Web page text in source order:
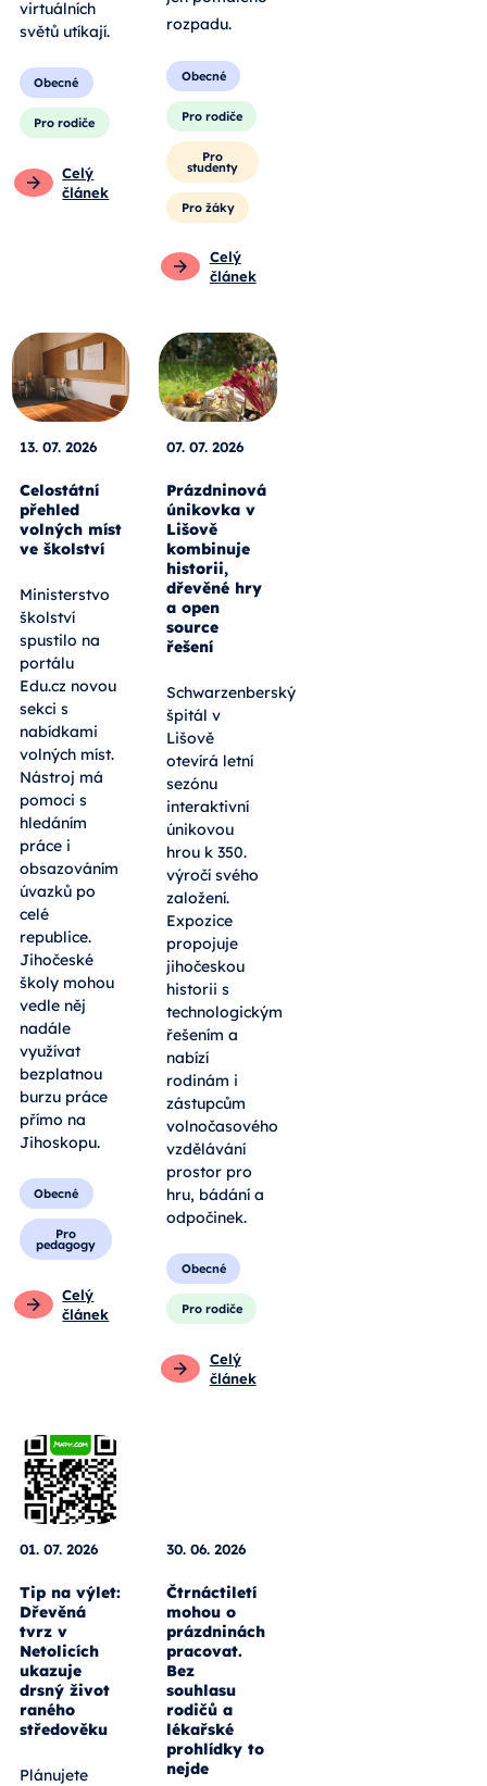
virtuálních
světů utíkají.
Obecné
Pro rodiče
Celý
článek
rozpadu.
Obecné
Pro rodiče
Pro
studenty
Pro žáky
Celý
článek
13. 07. 2026
Celostátní
přehled
volných míst
ve školství
Ministerstvo
školství
spustilo na
portálu
Edu.cz novou
sekci s
nabídkami
volných míst.
Nástroj má
pomoci s
hledáním
práce i
obsazováním
úvazků po
celé
republice.
Jihočeské
školy mohou
vedle něj
nadále
využívat
bezplatnou
burzu práce
přímo na
Jihoskopu.
Obecné
Pro
pedagogy
Celý
článek
07. 07. 2026
Prázdninová
únikovka v
Lišově
kombinuje
historii,
dřevěné hry
a open
source
řešení
Schwarzenberský
špitál v
Lišově
otevírá letní
sezónu
interaktivní
únikovou
hrou k 350.
výročí svého
založení.
Expozice
propojuje
jihočeskou
historii s
technologickým
řešením a
nabízí
rodinám i
zástupcům
volnočasového
vzdělávání
prostor pro
hru, bádání a
odpočinek.
Obecné
Pro rodiče
Celý
článek
01. 07. 2026
Tip na výlet:
Dřevěná
tvrz v
Netolicích
ukazuje
drsný život
raného
středověku
Plánujete
30. 06. 2026
Čtrnáctiletí
mohou o
prázdninách
pracovat.
Bez
souhlasu
rodičů a
lékařské
prohlídky to
nejde